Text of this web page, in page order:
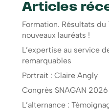
Articles
Formation. Résultats
nouveaux lauréats !
L’expertise au service
remarquables
Portrait : Claire Angly
Congrès SNAGAN 2026
L’alternance :